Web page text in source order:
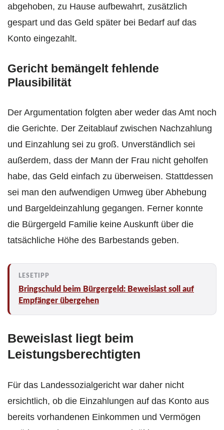
abgehoben, zu Hause aufbewahrt, zusätzlich
gespart und das Geld später bei Bedarf auf das
Konto eingezahlt.
Gericht bemängelt fehlende
Plausibilität
Der Argumentation folgten aber weder das Amt noch
die Gerichte. Der Zeitablauf zwischen Nachzahlung
und Einzahlung sei zu groß. Unverständlich sei
außerdem, dass der Mann der Frau nicht geholfen
habe, das Geld einfach zu überweisen. Stattdessen
sei man den aufwendigen Umweg über Abhebung
und Bargeldeinzahlung gegangen. Ferner konnte
die Bürgergeld Familie keine Auskunft über die
tatsächliche Höhe des Barbestands geben.
Bringschuld beim Bürgergeld: Beweislast soll auf
Empfänger übergehen
Beweislast liegt beim
Leistungsberechtigten
Für das Landessozialgericht war daher nicht
ersichtlich, ob die Einzahlungen auf das Konto aus
bereits vorhandenen Einkommen und Vermögen